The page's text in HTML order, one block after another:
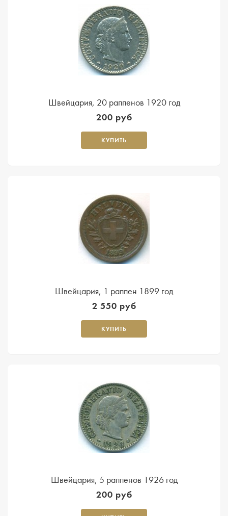
Швейцария, 20 раппенов 1920 год
200 руб
КУПИТЬ
Швейцария, 1 раппен 1899 год
2 550 руб
КУПИТЬ
Швейцария, 5 раппенов 1926 год
200 руб